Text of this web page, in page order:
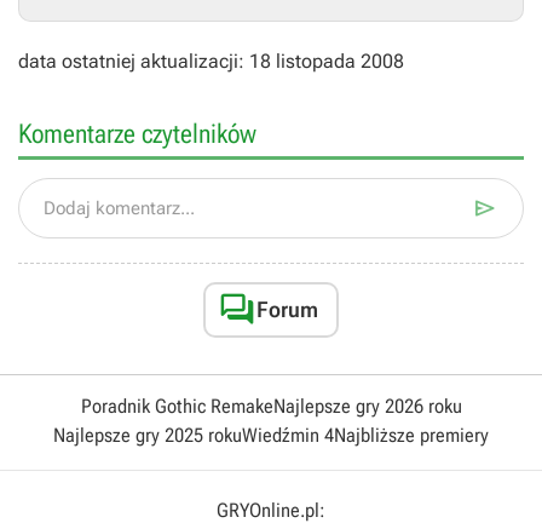
data ostatniej aktualizacji: 18 listopada 2008
Komentarze czytelników
Dodaj komentarz... 
Forum
Poradnik Gothic RemakeNajlepsze gry 2026 roku
Najlepsze gry 2025 rokuWiedźmin 4Najbliższe premiery
GRYOnline.pl: